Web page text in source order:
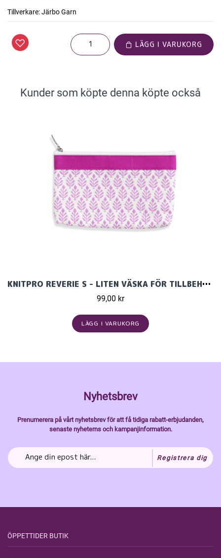
Tillverkare:Järbo Garn
LÄGG I VARUKORG
Kunder som köpte denna köpte också
KNITPRO REVERIE S - LITEN VÄSKA FÖR TILLBEHÖR
99,00 kr
LÄGG I VARUKORG
Nyhetsbrev
Prenumerera på vårt nyhetsbrev för att få tidiga rabatt-erbjudanden,
senaste nyheterns och kampanjinformation.
Registrera dig
ÖPPETTIDER BUTIK